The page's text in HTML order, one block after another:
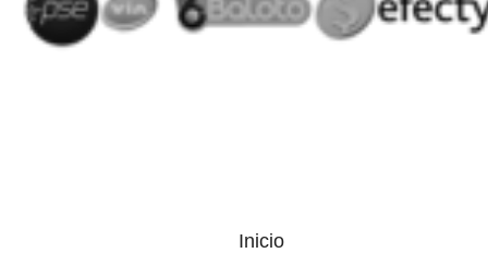
Inicio